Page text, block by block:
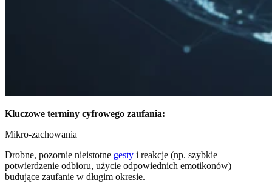
Kluczowe terminy cyfrowego zaufania:
Mikro-zachowania
Drobne, pozornie nieistotne gesty i reakcje (np. szybkie
potwierdzenie odbioru, użycie odpowiednich emotikonów)
budujące zaufanie w długim okresie.